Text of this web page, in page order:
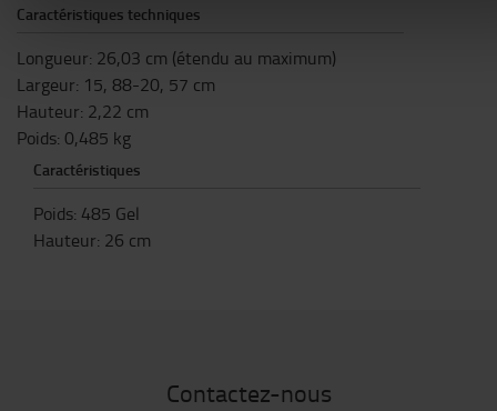
Caractéristiques techniques
Longueur: 26,03 cm (étendu au maximum)
Largeur: 15, 88-20, 57 cm
Hauteur: 2,22 cm
Poids: 0,485 kg
Caractéristiques
Poids: 485 Gel
Hauteur: 26 cm
Contactez-nous